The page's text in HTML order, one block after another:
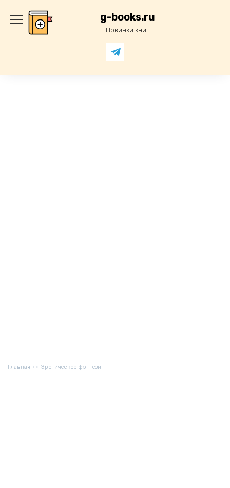
содержанию
g-books.ru
Новинки книг
Главная Эротическое фэнтези